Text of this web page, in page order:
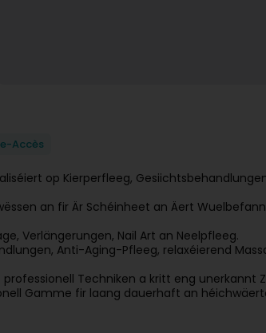
Accès
op Kierperfleeg,
an fir Är Schéinheet an Äert
Verlängerungen, Nail Art an Neelpfleeg.
Anti-Aging-Pfleeg, relaxéierend
professionell Techniken a kritt eng unerkannt
Gamme fir laang dauerhaft an